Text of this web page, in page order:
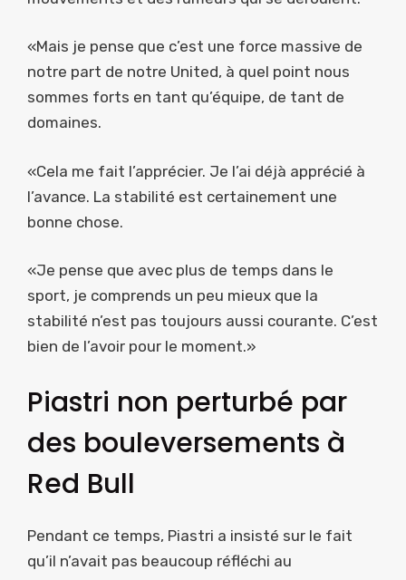
«Mais je pense que c’est une force massive de
notre part de notre United, à quel point nous
sommes forts en tant qu’équipe, de tant de
domaines.
«Cela me fait l’apprécier. Je l’ai déjà apprécié à
l’avance. La stabilité est certainement une
bonne chose.
«Je pense que avec plus de temps dans le
sport, je comprends un peu mieux que la
stabilité n’est pas toujours aussi courante. C’est
bien de l’avoir pour le moment.»
Piastri non perturbé par
des bouleversements à
Red Bull
Pendant ce temps, Piastri a insisté sur le fait
qu’il n’avait pas beaucoup réfléchi au